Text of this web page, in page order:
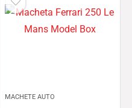
MACHETE AUTO